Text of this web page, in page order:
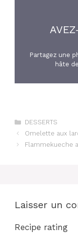
Partagez une
hâte
Catégories
DESSERTS
Omelette aux
Flammekueche
Laisser un
Recipe rating